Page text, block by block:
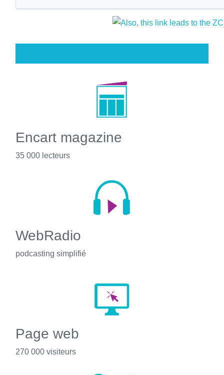
Encart magazine
35 000 lecteurs
WebRadio
podcasting simplifié
Page web
270 000 visiteurs